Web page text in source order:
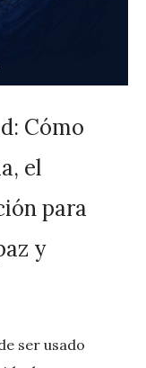
Cómo
el
para
y
ser usado